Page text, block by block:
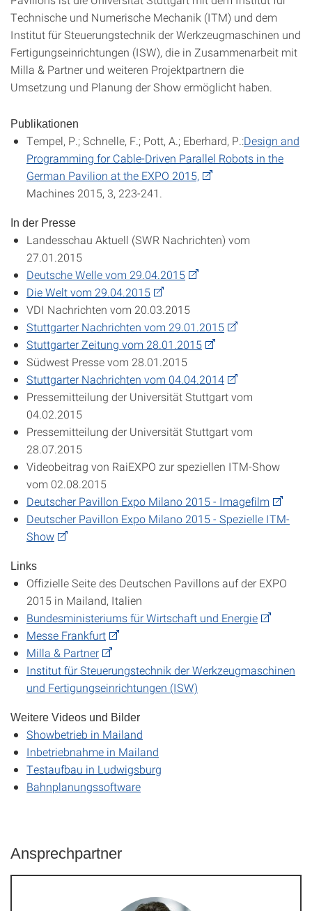
Technische und Numerische Mechanik (ITM) und dem
Institut für Steuerungstechnik der Werkzeugmaschinen und
Fertigungseinrichtungen (ISW), die in Zusammenarbeit mit
Milla & Partner und weiteren Projektpartnern die
Umsetzung und Planung der Show ermöglicht haben.
Publikationen
Tempel, P.; Schnelle, F.; Pott, A.; Eberhard, P.:Design and
Programming for Cable-Driven Parallel Robots in the
German Pavilion at the EXPO 2015,
Machines 2015, 3, 223-241.
In der Presse
Landesschau Aktuell (SWR Nachrichten) vom
27.01.2015
Deutsche Welle vom 29.04.2015
Die Welt vom 29.04.2015
VDI Nachrichten vom 20.03.2015
Stuttgarter Nachrichten vom 29.01.2015
Stuttgarter Zeitung vom 28.01.2015
Südwest Presse vom 28.01.2015
Stuttgarter Nachrichten vom 04.04.2014
Pressemitteilung der Universität Stuttgart vom
04.02.2015
Pressemitteilung der Universität Stuttgart vom
28.07.2015
Videobeitrag von RaiEXPO zur speziellen ITM-Show
vom 02.08.2015
Deutscher Pavillon Expo Milano 2015 - Imagefilm
Deutscher Pavillon Expo Milano 2015 - Spezielle ITM-
Show
Links
Offizielle Seite des Deutschen Pavillons auf der EXPO
2015 in Mailand, Italien
Bundesministeriums für Wirtschaft und Energie
Messe Frankfurt
Milla & Partner
Institut für Steuerungstechnik der Werkzeugmaschinen
und Fertigungseinrichtungen (ISW)
Weitere Videos und Bilder
Showbetrieb in Mailand
Inbetriebnahme in Mailand
Testaufbau in Ludwigsburg
Bahnplanungssoftware
Ansprechpartner